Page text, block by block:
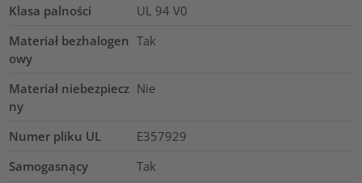
Klasa palności
UL 94 V0
Materiał bezhalogen
owy
Tak
Materiał niebezpiecz
ny
Nie
Numer pliku UL
E357929
Samogasnący
Tak